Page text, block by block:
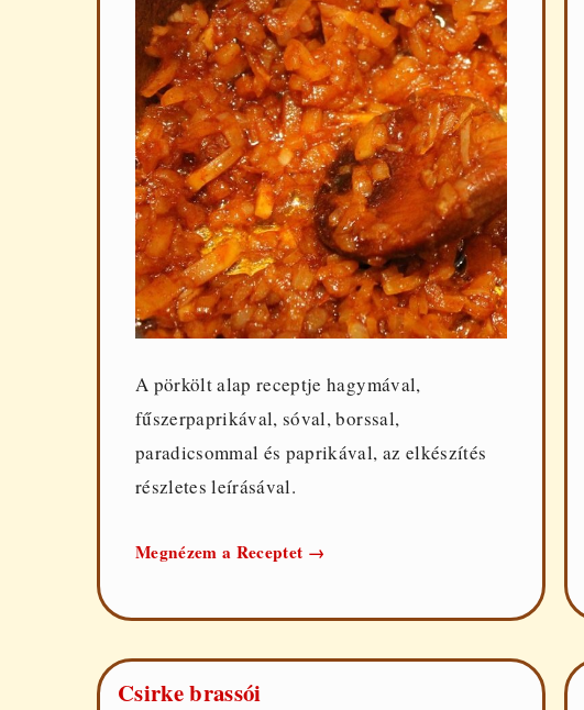
A pörkölt alap receptje hagymával,
fűszerpaprikával, sóval, borssal,
paradicsommal és paprikával, az elkészítés
részletes leírásával.
Megnézem a Receptet Pörkölt
→
Csirke brassói